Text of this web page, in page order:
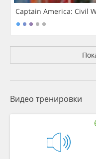
Captain America: Civil
Видео тренировки